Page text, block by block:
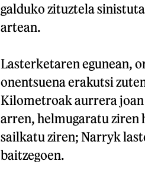
galduko zituztela
artean.
Lasterketaren egunean,
onentsuena erakutsi
Kilometroak aurrera joan
arren, helmugaratu ziren
sailkatu ziren; Narryk
baitzegoen.